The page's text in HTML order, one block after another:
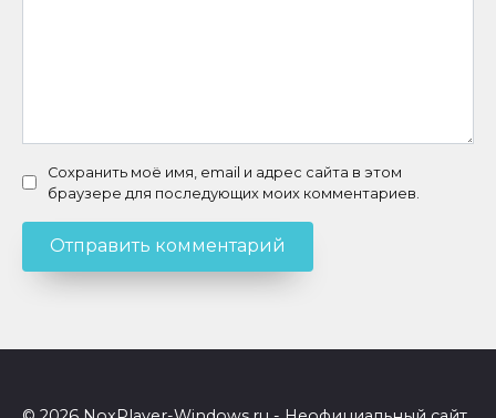
Сохранить моё имя, email и адрес сайта в этом
браузере для последующих моих комментариев.